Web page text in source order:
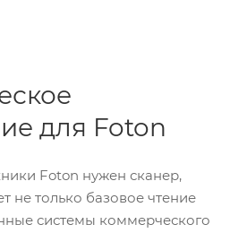
для Foton
Foton нужен сканер,
не только базовое чтение
системы коммерческого